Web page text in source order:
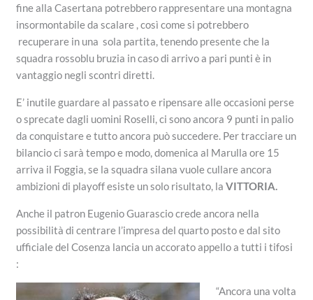
fine alla Casertana potrebbero rappresentare una montagna
insormontabile da scalare , così come si potrebbero
recuperare in una sola partita, tenendo presente che la
squadra rossoblu bruzia in caso di arrivo a pari punti è in
vantaggio negli scontri diretti.
E’ inutile guardare al passato e ripensare alle occasioni perse
o sprecate dagli uomini Roselli, ci sono ancora 9 punti in palio
da conquistare e tutto ancora può succedere. Per tracciare un
bilancio ci sarà tempo e modo, domenica al Marulla ore 15
arriva il Foggia, se la squadra silana vuole cullare ancora
ambizioni di playoff esiste un solo risultato, la VITTORIA.
Anche il patron Eugenio Guarascio crede ancora nella
possibilità di centrare l’impresa del quarto posto e dal sito
ufficiale del Cosenza lancia un accorato appello a tutti i tifosi
:
“Ancora una volta